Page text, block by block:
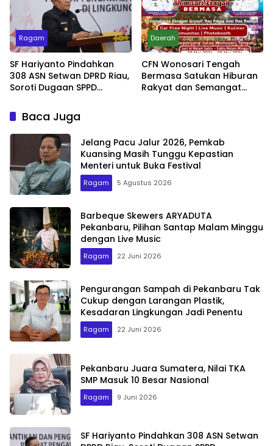
Ragam
SF Hariyanto Pindahkan
308 ASN Setwan DPRD Riau,
Soroti Dugaan SPPD
Daerah
CFN Wonosari Tengah
Bermasa Satukan Hiburan
Rakyat dan Semangat
Baca Juga
Jelang Pacu Jalur 2026, Pemkab
Kuansing Masih Tunggu Kepastian
Menteri untuk Buka Festival
Ragam 5 Agustus 2026
Barbeque Skewers ARYADUTA
Pekanbaru, Pilihan Santap Malam Minggu
dengan Live Music
Ragam 22 Juni 2026
Pengurangan Sampah di Pekanbaru Tak
Cukup dengan Larangan Plastik,
Kesadaran Lingkungan Jadi Penentu
Ragam 22 Juni 2026
Pekanbaru Juara Sumatera, Nilai TKA
SMP Masuk 10 Besar Nasional
Ragam 9 Juni 2026
SF Hariyanto Pindahkan 308 ASN Setwan